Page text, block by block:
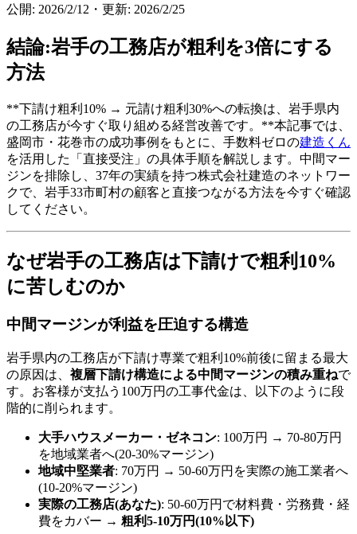
公開: 2026/2/12 ・ 更新: 2026/2/25
結論:岩手の工務店が粗利を3倍にする
方法
**下請け粗利10% → 元請け粗利30%への転換は、岩手県内
の工務店が今すぐ取り組める経営改善です。**本記事では、
盛岡市・花巻市の成功事例をもとに、手数料ゼロの建造くん
を活用した「直接受注」の具体手順を解説します。中間マー
ジンを排除し、37年の実績を持つ株式会社建造のネットワー
クで、岩手33市町村の顧客と直接つながる方法を今すぐ確認
してください。
なぜ岩手の工務店は下請けで粗利10%
に苦しむのか
中間マージンが利益を圧迫する構造
岩手県内の工務店が下請け専業で粗利10%前後に留まる最大
の原因は、 複層下請け構造による中間マージンの積み重ねで
す。お客様が支払う100万円の工事代金は、以下のように段
階的に削られます。
大手ハウスメーカー・ゼネコン: 100万円 → 70-80万円
を地域業者へ(20-30%マージン)
地域中堅業者: 70万円 → 50-60万円を実際の施工業者へ
(10-20%マージン)
実際の工務店(あなた): 50-60万円で材料費・労務費・経
費をカバー → 粗利5-10万円(10%以下)